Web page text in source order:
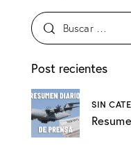
Post recientes
SIN